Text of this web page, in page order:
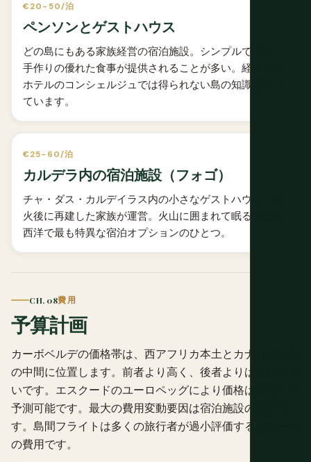
€20-50/泊
ペンソンとゲストハウス
どの島にもある家族経営の宿泊施設。シンプルで清潔、
手作りの優れた食事が提供されることが多い。経営者は
ホテルのコンシェルジュでは得られない島の知識を持っ
ています。
€25-60/泊
カルデラ内の宿泊施設（フォゴ）
チャ・ダス・カルデイラス内の小さなゲストハウス。噴
火後に再建した家族が運営。火山に囲まれて眠るのは大
西洋で最も特異な宿泊オプションのひとつ。
CH. 08費用
予算計画
カーボベルデの価格帯は、西アフリカ本土とカナリア諸島
の中間に位置します。前者より高く、後者よりはかなり安
いです。エスクードのユーロペッグにより価格は安定して
予測可能です。最大の費用変動要因は宿泊施設の選択で
す。島間フライトは多くの旅行者が過小評価するもう一つ
の費用です。